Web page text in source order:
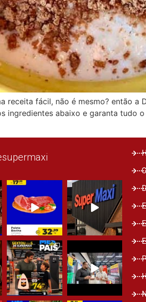
receita fácil, não é mesmo? então a
ingredientes abaixo e garanta tudo